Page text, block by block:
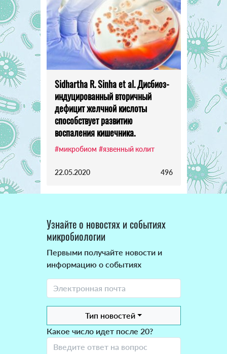
Sidhartha R. Sinha et al. Дисбиоз-
индуцированный вторичный
дефицит желчной кислоты
способствует развитию
воспаления кишечника.
#микробиом #язвенный колит
22.05.2020 496
Узнайте о новостях и событиях
микробиологии
Первыми получайте новости и
информацию о событиях
Тип новостей
Какое число идет после 20?